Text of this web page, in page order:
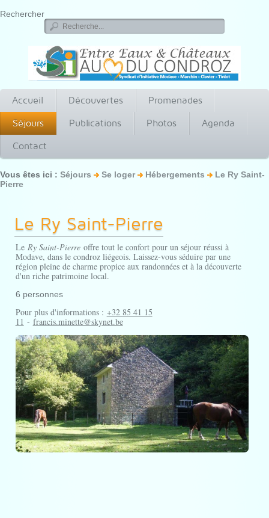
Rechercher
Accueil Découvertes
Promenades
Séjours
Publications Photos
Agenda
Contact
Vous êtes ici : Séjours Se loger Hébergements
Le Ry Saint-
Pierre
Le Ry Saint-Pierre
Le Ry Saint-Pierreoffre tout le confort pour un séjour réussi à
Modave, dans le condroz liégeois. Laissez-vous séduire par une
région pleine de charme propice aux randonnées et à la découverte
d'un riche patrimoine local.
6 personnes
Pour plus d'informations : +32 85 41 15
11 - francis.minette@skynet.be